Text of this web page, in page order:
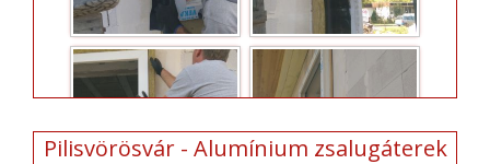
Pilisvörösvár - Alumínium zsalugáterek